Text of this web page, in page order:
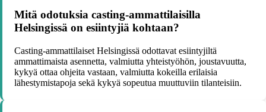
Mitä odotuksia casting-ammattilaisilla
Helsingissä on esiintyjiä kohtaan?
Casting-ammattilaiset Helsingissä odottavat esiintyjiltä
ammattimaista asennetta, valmiutta yhteistyöhön, joustavuutta,
kykyä ottaa ohjeita vastaan, valmiutta kokeilla erilaisia
lähestymistapoja sekä kykyä sopeutua muuttuviin tilanteisiin.